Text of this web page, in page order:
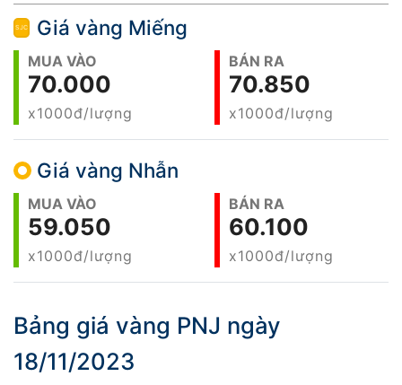
Giá vàng Miếng
MUA VÀO
70.000
x1000đ/lượng
BÁN RA
70.850
x1000đ/lượng
Giá vàng Nhẫn
MUA VÀO
59.050
x1000đ/lượng
BÁN RA
60.100
x1000đ/lượng
Bảng giá vàng PNJ ngày
18/11/2023